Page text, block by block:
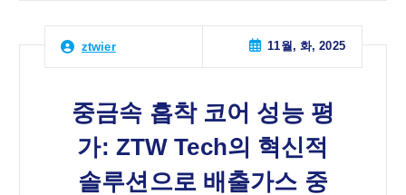
ztwier 11월, 화, 2025
중금속 흡착 코어 성능 평
가: ZTW Tech의 혁신적
솔루션으로 배출가스 중